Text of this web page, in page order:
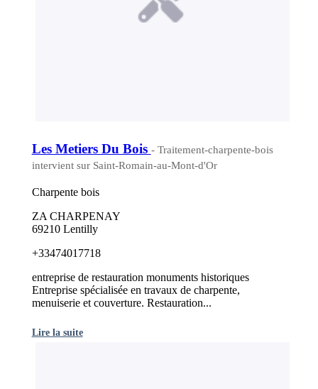
Les Metiers Du Bois - Traitement-charpente-bois
intervient sur Saint-Romain-au-Mont-d'Or
Charpente bois
ZA CHARPENAY
69210 Lentilly
+33474017718
entreprise de restauration monuments historiques
Entreprise spécialisée en travaux de charpente,
menuiserie et couverture. Restauration...
Lire la suite